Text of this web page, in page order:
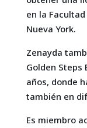
en la
Nueva York.
Zenayda
Golden Steps
años, donde
también en
Es miembro